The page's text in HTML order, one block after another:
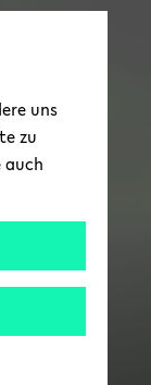
uns
zu
auch